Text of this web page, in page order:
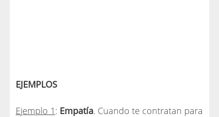
EJEMPLOS
Ejemplo 1 : Empatía. Cuando te contratan para